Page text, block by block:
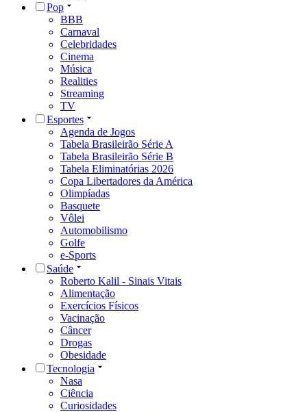
Pop
BBB
Carnaval
Celebridades
Cinema
Música
Realities
Streaming
TV
Esportes
Agenda de Jogos
Tabela Brasileirão Série A
Tabela Brasileirão Série B
Tabela Eliminatórias 2026
Copa Libertadores da América
Olimpíadas
Basquete
Vôlei
Automobilismo
Golfe
e-Sports
Saúde
Roberto Kalil - Sinais Vitais
Alimentação
Exercícios Físicos
Vacinação
Câncer
Drogas
Obesidade
Tecnologia
Nasa
Ciência
Curiosidades